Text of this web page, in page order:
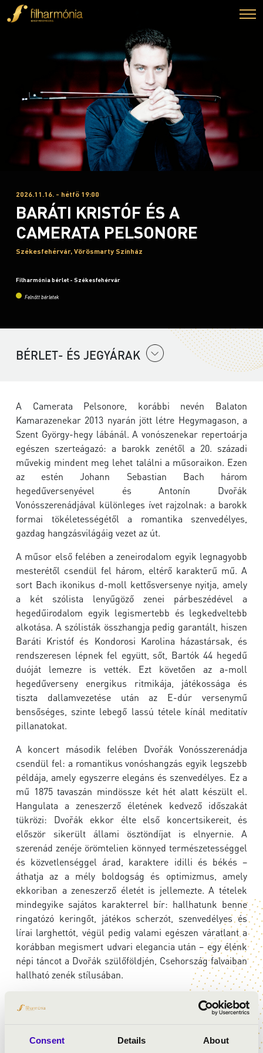
Consent Details About
2026.11.16. - hétfő 19:00
BARÁTI KRISTÓF ÉS A
CAMERATA PELSONORE
Székesfehérvár, Vörösmarty Színház
Filharmónia bérlet - Székesfehérvár
Felnőtt bérletek
BÉRLET- ÉS JEGYÁRAK
A Camerata Pelsonore, korábbi nevén Balaton
Kamarazenekar 2013 nyarán jött létre Hegymagason, a
Szent György-hegy lábánál. A vonószenekar repertoárja
egészen szerteágazó: a barokk zenétől a 20. századi
művekig mindent meg lehet találni a műsoraikon. Ezen
az estén Johann Sebastian Bach három
hegedűversenyével és Antonín Dvořák
Vonósszerenádjával különleges ívet rajzolnak: a barokk
formai tökéletességétől a romantika szenvedélyes,
gazdag hangzásvilágáig vezet az út.
A műsor első felében a zeneirodalom egyik legnagyobb
mesterétől csendül fel három, eltérő karakterű mű. A
sort Bach ikonikus d-moll kettősversenye nyitja, amely
a két szólista lenyűgöző zenei párbeszédével a
hegedűirodalom egyik legismertebb és legkedveltebb
alkotása. A szólisták összhangja pedig garantált, hiszen
Baráti Kristóf és Kondorosi Karolina házastársak, és
rendszeresen lépnek fel együtt, sőt, Bartók 44 hegedű
duóját lemezre is vették. Ezt követően az a-moll
hegedűverseny energikus ritmikája, játékossága és
tiszta dallamvezetése után az E-dúr versenymű
bensőséges, szinte lebegő lassú tétele kínál meditatív
pillanatokat.
A koncert második felében Dvořák Vonósszerenádja
csendül fel: a romantikus vonóshangzás egyik legszebb
példája, amely egyszerre elegáns és szenvedélyes. Ez a
mű 1875 tavaszán mindössze két hét alatt készült el.
Hangulata a zeneszerző életének kedvező időszakát
tükrözi: Dvořák ekkor élte első koncertsikereit, és
először sikerült állami ösztöndíjat is elnyernie. A
szerenád zenéje örömtelien könnyed természetességgel
és közvetlenséggel árad, karaktere idilli és békés –
áthatja az a mély boldogság és optimizmus, amely
ekkoriban a zeneszerző életét is jellemezte. A tételek
mindegyike sajátos karakterrel bír: hallhatunk benne
ringatózó keringőt, játékos scherzót, szenvedélyes és
lírai larghettót, végül pedig valami egészen váratlant a
korábban megismert udvari elegancia után – egy élénk
népi táncot a Dvořák szülőföldjén, Csehország falvaiban
hallható zenék stílusában.
Ez a koncert egyszerre kínál virtuozitást, kamarazenei
érzékenységet és nagyívű, érzelmes zenekari hangzást –